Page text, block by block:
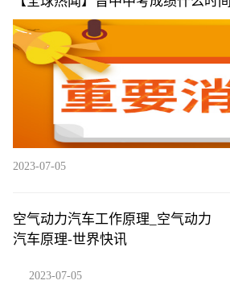
2023-07-05
空气动力汽车工作原理_空气动力
汽车原理-世界快讯
2023-07-05